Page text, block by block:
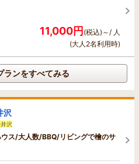
11,000円(税込)～/ 人
(大人2名利用時)
ランをすべてみる
沢
沢
ウス/大人数/BBQ/リビングで檜のサ